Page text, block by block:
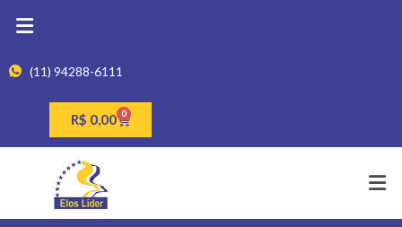
(11) 94288-6111
R$ 0,00 0